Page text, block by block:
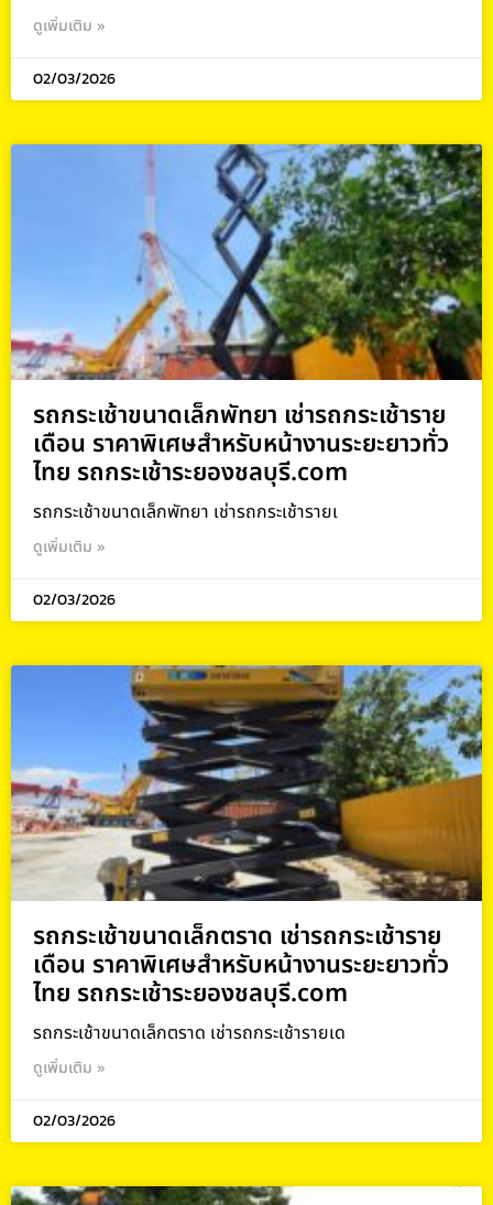
ดูเพิ่มเติม »
02/03/2026
รถกระเช้าขนาดเล็กพัทยา เช่ารถกระเช้าราย
เดือน ราคาพิเศษสำหรับหน้างานระยะยาวทั่ว
ไทย รถกระเช้าระยองชลบุรี.com
รถกระเช้าขนาดเล็กพัทยา เช่ารถกระเช้ารายเ
ดูเพิ่มเติม »
02/03/2026
รถกระเช้าขนาดเล็กตราด เช่ารถกระเช้าราย
เดือน ราคาพิเศษสำหรับหน้างานระยะยาวทั่ว
ไทย รถกระเช้าระยองชลบุรี.com
รถกระเช้าขนาดเล็กตราด เช่ารถกระเช้ารายเด
ดูเพิ่มเติม »
02/03/2026